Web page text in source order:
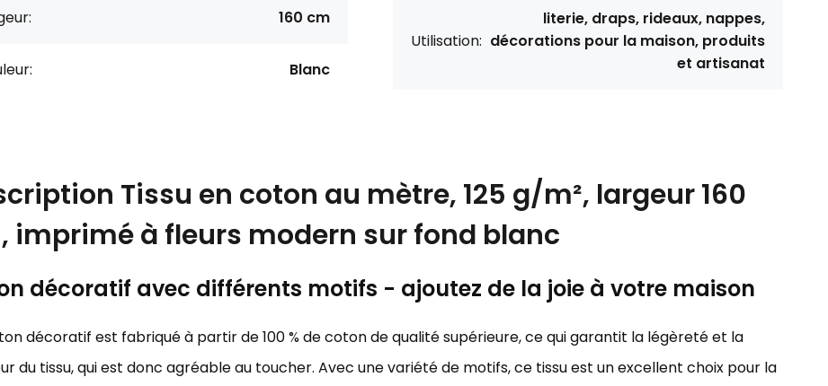
160 cm
Blanc
Utilisation:
literie, draps, rideaux, nappes,
décorations pour la maison, produits
et artisanat
Tissu en coton au mètre, 125 g/m², largeur 160
imprimé à fleurs modern sur fond blanc
décoratif avec différents motifs - ajoutez de la joie à votre maison
décoratif est fabriqué à partir de 100 % de coton de qualité supérieure, ce qui garantit la légèreté et la
du tissu, qui est donc agréable au toucher. Avec une variété de motifs, ce tissu est un excellent choix pour la